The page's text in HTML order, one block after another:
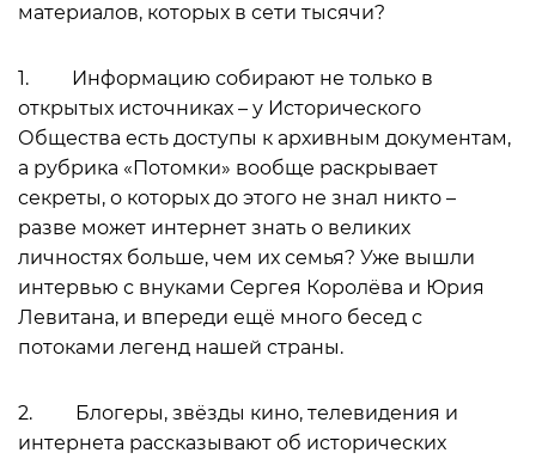
материалов, которых в сети тысячи?
1. Информацию собирают не только в
открытых источниках – у Исторического
Общества есть доступы к архивным документам,
а рубрика «Потомки» вообще раскрывает
секреты, о которых до этого не знал никто –
разве может интернет знать о великих
личностях больше, чем их семья? Уже вышли
интервью с внуками Сергея Королёва и Юрия
Левитана, и впереди ещё много бесед с
потоками легенд нашей страны.
2. Блогеры, звёзды кино, телевидения и
интернета рассказывают об исторических